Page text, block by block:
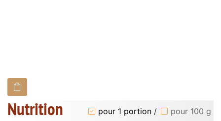
Nutrition pour 1 portion / pour 100 g